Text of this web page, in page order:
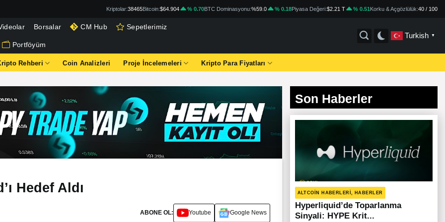
Kriptolar:38465Bitcoin:$64.904 % 0.70BTC Dominasyonu:%59.0 % 0.18Piyasa Değeri:$2.21 T % 0.51Korku & Açgözlülük:40 / 100
Borsalar CM Hub Sepetlerimiz
Portföyüm
Turkish ▼
Rehberi Coin Analizleri Proje İncelemeleri Kripto Para Fiyatları
Hedef Aldı
ABONE OL: Youtube Google News
Son Haberler
ALTCOIN HABERLERI, HABERLER
Hyperliquid’de Toparlanma
Sinyali: HYPE Krit...